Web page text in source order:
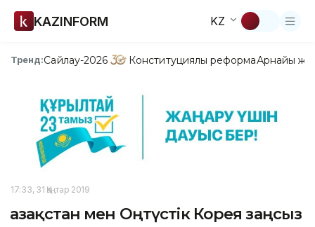
KAZINFORM KZ
Тренд:Сайлау-2026 Конституциялық реформаАрнайы
17:33, 31 Қаңтар 2019
Қазақстан мен Оңтүстік Корея заңсыз